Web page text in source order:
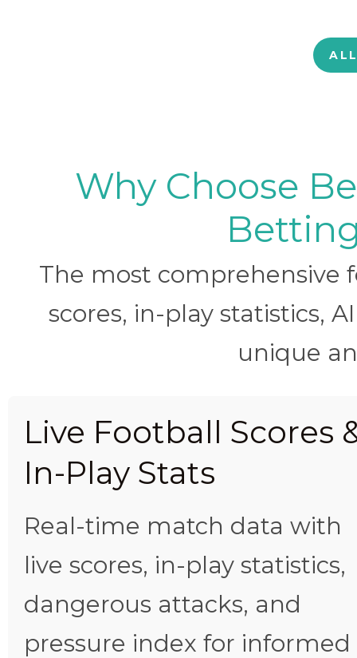
Why Choose
The most
scores, in-play statistics,
unique
Live Football Scores
In-Play Stats
Real-time match data with
live scores, in-play statistics,
dangerous attacks, and
pressure index for informed